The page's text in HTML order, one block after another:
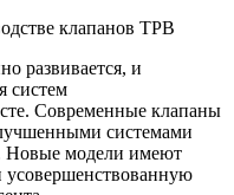
клапанов ТРВ
развивается, и
систем
Современные клапаны
системами
Новые модели имеют